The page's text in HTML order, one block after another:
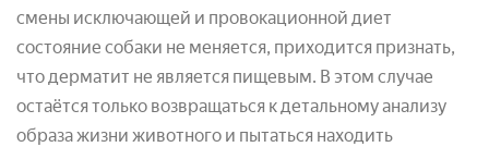
смены исключающей и провокационной диет
состояние собаки не меняется, приходится признать,
что дерматит не является пищевым. В этом случае
остаётся только возвращаться к детальному анализу
образа жизни животного и пытаться находить